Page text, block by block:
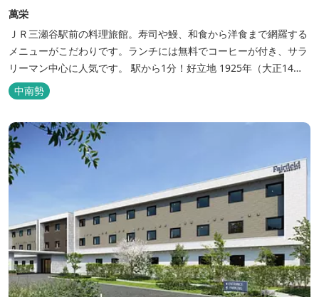
萬栄
ＪＲ三瀬谷駅前の料理旅館。寿司や鰻、和食から洋食まで網羅する
メニューがこだわりです。ランチには無料でコーヒーが付き、サラ
リーマン中心に人気です。 駅から1分！好立地 1925年（大正14
年）に開業した歴史ある旅館。JR三瀬谷駅から徒歩一分と好立地の
場所にあり、大変便利です。 部屋数は11室、大広間が2部屋。少人
品数...
中南勢